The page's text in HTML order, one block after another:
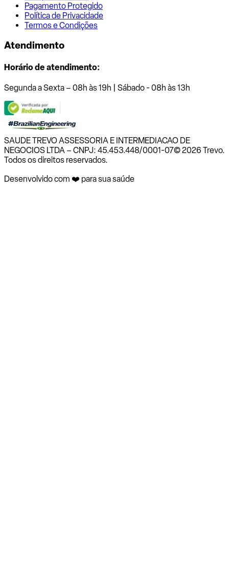
Pagamento Protegido
Política de Privacidade
Termos e Condições
Atendimento
Horário de atendimento:
Segunda a Sexta – 08h às 19h | Sábado - 08h às 13h
SAUDE TREVO ASSESSORIA E INTERMEDIACAO DE
NEGOCIOS LTDA – CNPJ: 45.453.448/0001-07© 2026 Trevo.
Todos os direitos reservados.
Desenvolvido com ❤️ para sua saúde